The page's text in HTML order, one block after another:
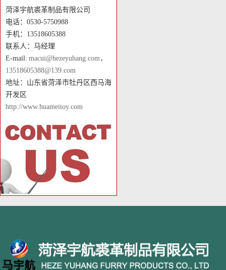
菏泽宇航裘革制品有限公司
电话：0530-5750988
手机：13518605388
联系人：马经理
E-mail: macui@hezeyuhang.com，
13518605388@139.com
地址：山东省菏泽市牡丹区西马海
开发区
http://www.huameitoy.com